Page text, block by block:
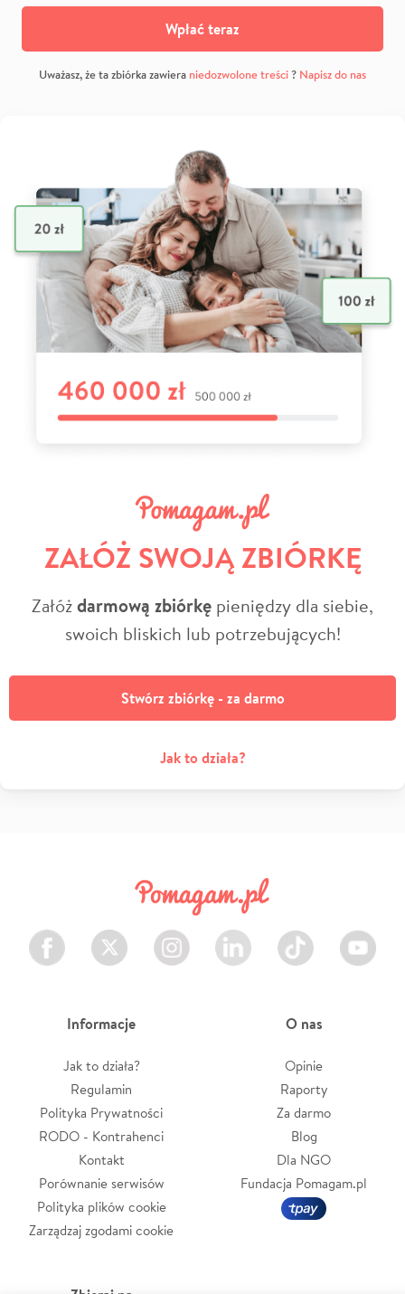
Wpłać teraz
Uważasz, że ta zbiórka zawiera niedozwolone treści? Napisz do nas
ZAŁÓŻ SWOJĄ ZBIÓRKĘ
Załóżdarmową zbiórkę pieniędzy dla siebie,
swoich bliskich lub potrzebujących!
Stwórz zbiórkę - za darmo
Jak to działa?
Facebook Twitter Instagram LinkedIn TikTok Youtube
Informacje
Jak to działa?
Regulamin
Polityka Prywatności
RODO - Kontrahenci
Kontakt
Porównanie serwisów
Polityka plików cookie
Zarządzaj zgodami cookie
O nas
Opinie
Raporty
Za darmo
Blog
Dla NGO
Fundacja Pomagam.pl